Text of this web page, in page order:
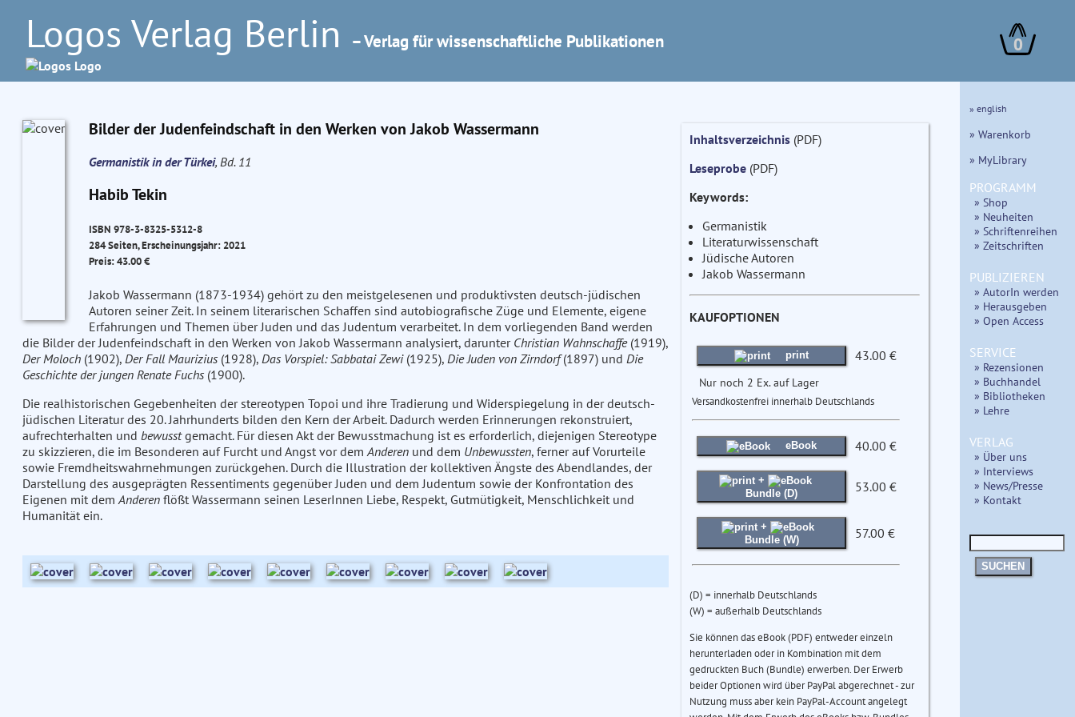
Logos Verlag Berlin – Verlag für wissenschaftliche Publikationen 0
Bilder der Judenfeindschaft in den Werken von Jakob Wassermann
Germanistik in der Türkei, Bd. 11
Habib Tekin
ISBN 978-3-8325-5312-8
284 Seiten, Erscheinungsjahr: 2021
Preis: 43.00 €
Jakob Wassermann (1873-1934) gehört zu den meistgelesenen und produktivsten deutsch-jüdischen
Autoren seiner Zeit. In seinem literarischen Schaffen sind autobiografische Züge und Elemente, eigene
Erfahrungen und Themen über Juden und das Judentum verarbeitet. In dem vorliegenden Band werden
die Bilder der Judenfeindschaft in den Werken von Jakob Wassermann analysiert, darunter Christian Wahnschaffe(1919),
Der Moloch(1902), Der Fall Maurizius(1928), Das Vorspiel: Sabbatai Zewi(1925), Die Juden von Zirndorf(1897) und Die
Geschichte der jungen Renate Fuchs(1900).
Die realhistorischen Gegebenheiten der stereotypen Topoi und ihre Tradierung und Widerspiegelung in der deutsch-
jüdischen Literatur des 20. Jahrhunderts bilden den Kern der Arbeit. Dadurch werden Erinnerungen rekonstruiert,
aufrechterhalten und bewusstgemacht. Für diesen Akt der Bewusstmachung ist es erforderlich, diejenigen Stereotype
zu skizzieren, die im Besonderen auf Furcht und Angst vor demAnderenund dem Unbewussten, ferner auf Vorurteile
sowie Fremdheitswahrnehmungen zurückgehen. Durch die Illustration der kollektiven Ängste des Abendlandes, der
Darstellung des ausgeprägten Ressentiments gegenüber Juden und dem Judentum sowie der Konfrontation des
Eigenen mit demAnderenflößt Wassermann seinen LeserInnen Liebe, Respekt, Gutmütigkeit, Menschlichkeit und
Humanität ein.
Inhaltsverzeichnis(PDF)
Leseprobe(PDF)
Keywords:
Germanistik
Literaturwissenschaft
Jüdische Autoren
Jakob Wassermann
KAUFOPTIONEN
print 43.00 €
Nur noch 2 Ex. auf Lager
Versandkostenfrei innerhalb Deutschlands
eBook 40.00 €
+
Bundle (D)
53.00 €
+
Bundle (W)
57.00 €
(D) = innerhalb Deutschlands
(W) = außerhalb Deutschlands
Sie können das eBook (PDF) entweder einzeln
herunterladen oder in Kombination mit dem
gedruckten Buch (Bundle) erwerben. Der Erwerb
beider Optionen wird über PayPal abgerechnet - zur
Nutzung muss aber kein PayPal-Account angelegt
» english
» Warenkorb
» MyLibrary
PROGRAMM
» Shop
» Neuheiten
» Schriftenreihen
» Zeitschriften
PUBLIZIEREN
» AutorIn werden
» Herausgeben
» Open Access
SERVICE
» Rezensionen
» Buchhandel
» Bibliotheken
» Lehre
VERLAG
» Über uns
» Interviews
» News/Presse
» Kontakt
SUCHEN